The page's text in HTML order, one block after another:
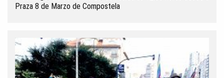
Praza 8 de Marzo de Compostela